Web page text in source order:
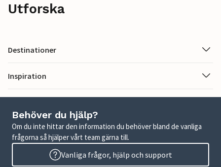
Utforska
Destinationer
Inspiration
Behöver du hjälp?
Om du inte hittar den information du behöver bland de vanliga
frågorna så hjälper vårt team gärna till.
Vanliga frågor, hjälp och support